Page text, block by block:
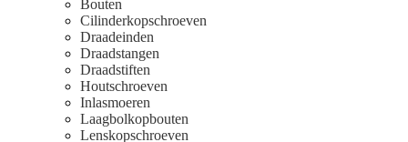
Bouten
Cilinderkopschroeven
Draadeinden
Draadstangen
Draadstiften
Houtschroeven
Inlasmoeren
Laagbolkopbouten
Lenskopschroeven